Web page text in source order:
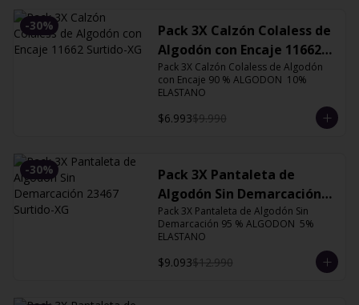
-30%
Pack 3X Calzón Colaless de
Algodón con Encaje 11662
Surtido-XG
Pack 3X Calzón Colaless de Algodón
con Encaje 90 % ALGODON  10%
ELASTANO
$6.993$9.990
-30%
Pack 3X Pantaleta de
Algodón Sin Demarcación
23467 Surtido-XG
Pack 3X Pantaleta de Algodón Sin
Demarcación 95 % ALGODON  5%
ELASTANO
$9.093$12.990